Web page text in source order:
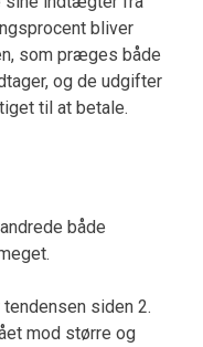
bliver
som præges både
og de udgifter
til at betale.
både
siden 2.
mod større og